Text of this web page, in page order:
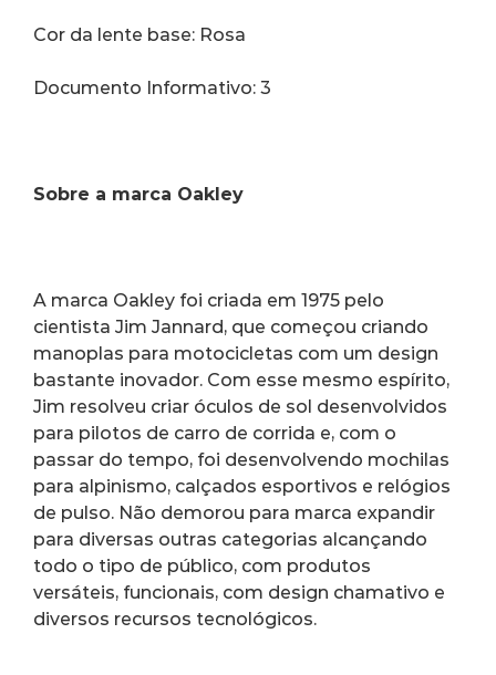
Cor da lente base: Rosa
Documento Informativo: 3
Sobre a marca Oakley
A marca Oakley foi criada em 1975 pelo
cientista Jim Jannard, que começou criando
manoplas para motocicletas com um design
bastante inovador. Com esse mesmo espírito,
Jim resolveu criar óculos de sol desenvolvidos
para pilotos de carro de corrida e, com o
passar do tempo, foi desenvolvendo mochilas
para alpinismo, calçados esportivos e relógios
de pulso. Não demorou para marca expandir
para diversas outras categorias alcançando
todo o tipo de público, com produtos
versáteis, funcionais, com design chamativo e
diversos recursos tecnológicos.